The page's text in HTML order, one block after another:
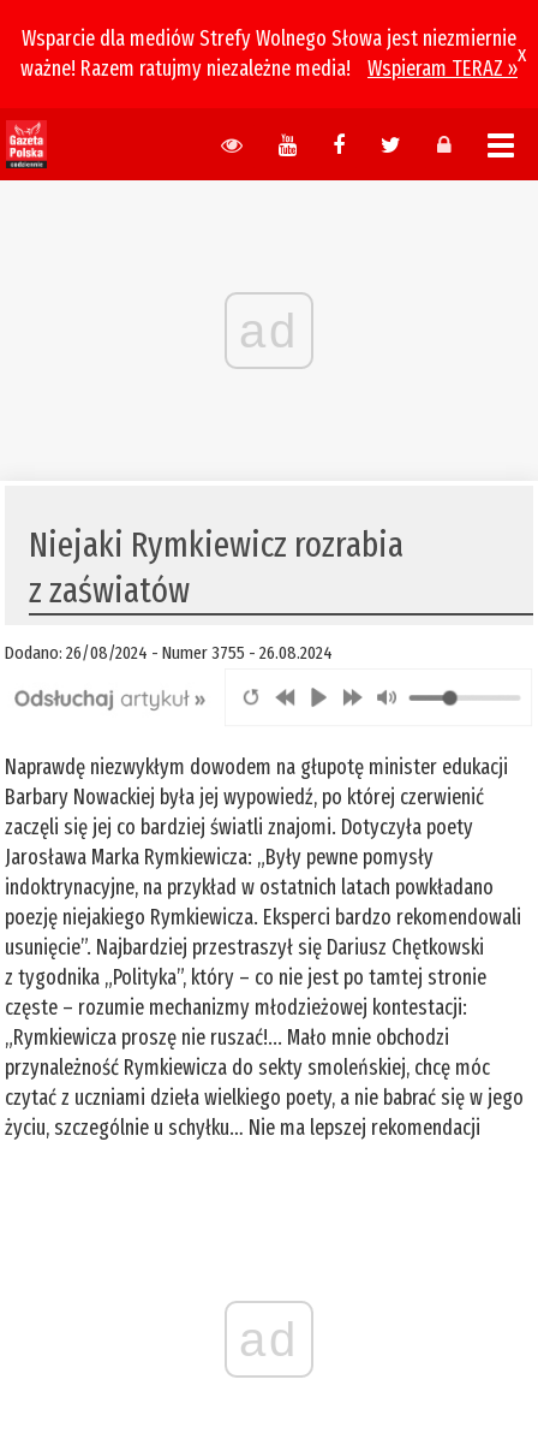
Wsparcie dla mediów Strefy Wolnego Słowa jest niezmiernie
ważne! Razem ratujmy niezależne media!
Wspieram TERAZ »
x
ad
Niejaki Rymkiewicz rozrabia
z zaświatów
Dodano: 26/08/2024 - Numer 3755 - 26.08.2024
Naprawdę niezwykłym dowodem na głupotę minister edukacji
Barbary Nowackiej była jej wypowiedź, po której czerwienić
zaczęli się jej co bardziej światli znajomi. Dotyczyła poety
Jarosława Marka Rymkiewicza: „Były pewne pomysły
indoktrynacyjne, na przykład w ostatnich latach powkładano
poezję niejakiego Rymkiewicza. Eksperci bardzo rekomendowali
usunięcie”. Najbardziej przestraszył się Dariusz Chętkowski
z tygodnika „Polityka”, który – co nie jest po tamtej stronie
częste – rozumie mechanizmy młodzieżowej kontestacji:
„Rymkiewicza proszę nie ruszać!... Mało mnie obchodzi
przynależność Rymkiewicza do sekty smoleńskiej, chcę móc
czytać z uczniami dzieła wielkiego poety, a nie babrać się w jego
życiu, szczególnie u schyłku… Nie ma lepszej rekomendacji
ad